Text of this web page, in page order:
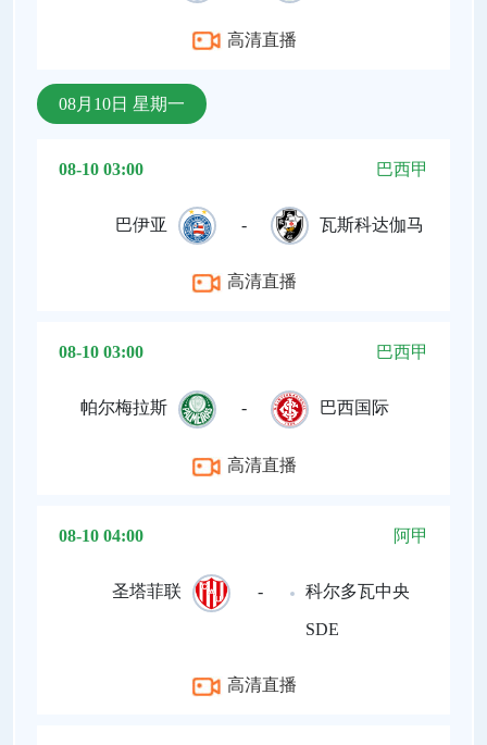
高清直播
08月10日 星期一
08-10 03:00 巴西甲
巴伊亚 - 瓦斯科达伽马
高清直播
08-10 03:00 巴西甲
帕尔梅拉斯 - 巴西国际
高清直播
08-10 04:00 阿甲
圣塔菲联 - 科尔多瓦中央
SDE
高清直播